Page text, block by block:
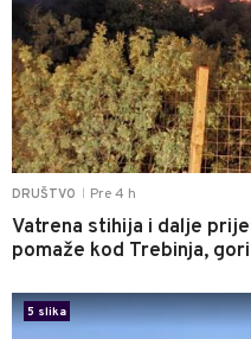
DRUŠTVO Pre 4 h
Vatrena stihija i dalje
pomaže kod Trebinja,
5 slika